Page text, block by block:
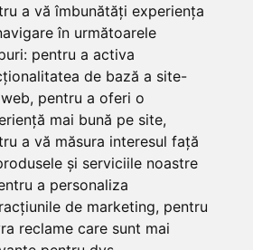
a vă îmbunătăți experiența
în următoarele
pentru a activa
de bază a site-
, pentru a oferi o
mai bună pe site,
a vă măsura interesul față
și serviciile noastre
a personaliza
de marketing, pentru
reclame care sunt mai
5, Bucuresti
3004724
13176/1991
021.411.44.44